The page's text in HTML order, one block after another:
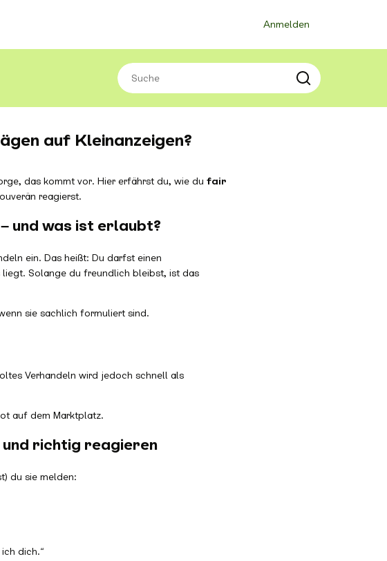
Anmelden
auf Kleinanzeigen?
das kommt vor. Hier erfährst du, wie dufair
reagierst.
und was ist erlaubt?
ein. Das heißt: Du darfst einen
liegt. Solange du freundlich bleibst, ist das
sie sachlich formuliert sind.
Verhandeln wird jedoch schnell als
auf dem Marktplatz.
und richtig reagieren
du sie melden:
dich.“